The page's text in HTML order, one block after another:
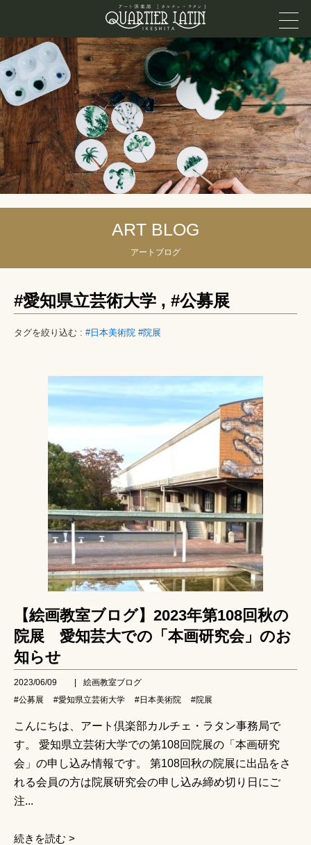
ART BLOG
アートブログ
#愛知県立芸術大学 , #公募展
タグを絞り込む : #日本美術院 #院展
【絵画教室ブログ】2023年第108回秋の
院展 愛知芸大での「本画研究会」のお
知らせ
2023/06/09
絵画教室ブログ
#公募展
#愛知県立芸術大学 #日本美術院 #院展
こんにちは、アート倶楽部カルチェ・ラタン事務局で
す。 愛知県立芸術大学での第108回院展の「本画研究
会」の申し込み情報です。 第108回秋の院展に出品をさ
れる会員の方は院展研究会の申し込み締め切り日にご
注...
続きを読む >